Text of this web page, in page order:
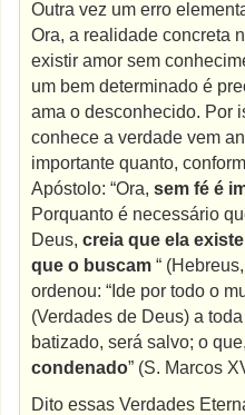
Outra vez um erro
Ora, a realidade concreta
existir amor sem
um bem determinado é
ama o desconhecido. Por
conhece a verdade vem
importante quanto,
Apóstolo: “Ora,sem fé é
Porquanto é necessário
Deus,creia que ela
que o buscam “
ordenou: “Ide por todo o
(Verdades de Deus) a
batizado, será salvo; o
condenado” (S. Marcos
Dito essas Verdades